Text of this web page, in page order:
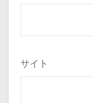
サイト